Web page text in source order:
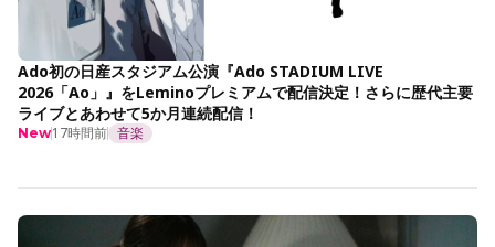
Ado初の日産スタジアム公演『Ado STADIUM LIVE
2026「Ao」』をLeminoプレミアムで配信決定！さらに歴代主要
ライブとあわせて5か月連続配信！
New17時間前 音楽